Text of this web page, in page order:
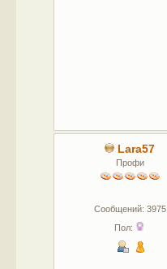
Lara57
Профи
Сообщений: 3975
Пол: